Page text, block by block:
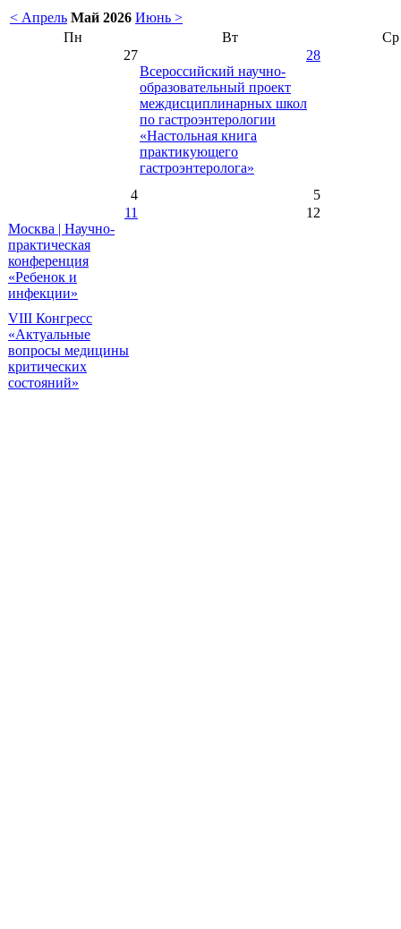
< Апрель Май 2026 Июнь >
Пн
Вт
Ср
27
28
Всероссийский научно-
образовательный проект
междисциплинарных школ
по гастроэнтерологии
«Настольная книга
практикующего
гастроэнтеролога»
4
5
11
Москва | Научно-
практическая
конференция
«Ребенок и
инфекции»
VIII Конгресс
«Актуальные
вопросы медицины
критических
состояний»
12